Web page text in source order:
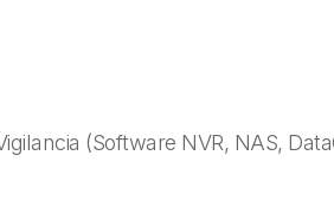
(Software NVR, NAS,